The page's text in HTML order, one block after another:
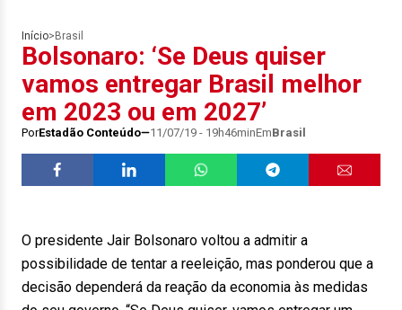
Início> Brasil
Bolsonaro: ‘Se Deus quiser
vamos entregar Brasil melhor
em 2023 ou em 2027’
PorEstadão Conteúdo 11/07/19 - 19h46minEmBrasil
O presidente Jair Bolsonaro voltou a admitir a
possibilidade de tentar a reeleição, mas ponderou que a
decisão dependerá da reação da economia às medidas